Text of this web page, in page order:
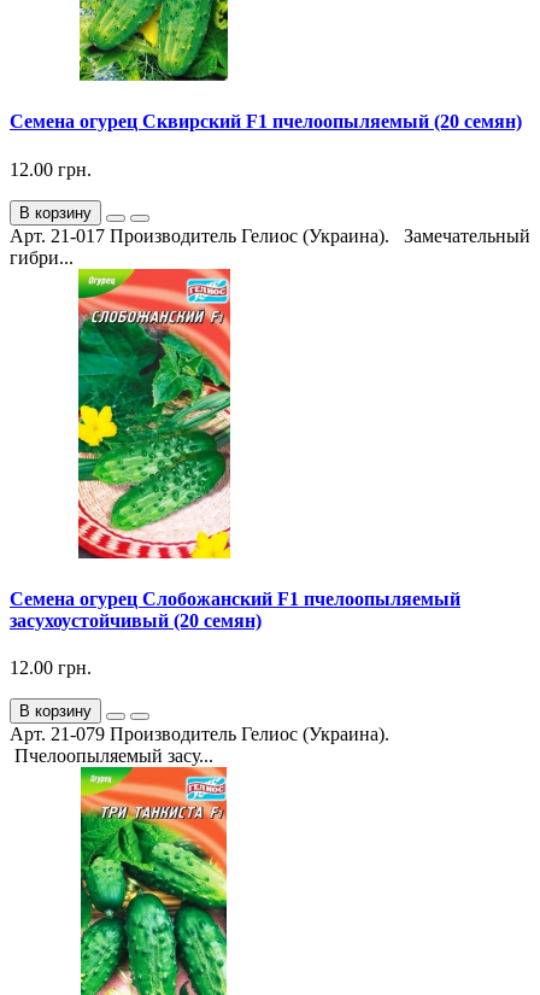
Семена огурец Сквирский F1 пчелоопыляемый (20 семян)
12.00 грн.
В корзину
Арт. 21-017 Производитель Гелиос (Украина). Замечательный
гибри...
Семена огурец Слобожанский F1 пчелоопыляемый
засухоустойчивый (20 семян)
12.00 грн.
В корзину
Арт. 21-079 Производитель Гелиос (Украина).
Пчелоопыляемый засу...